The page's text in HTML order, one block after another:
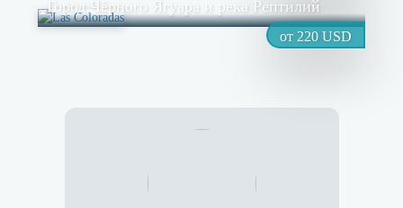
Город Чёрного Ягуара и река Рептилий
от 220 USD